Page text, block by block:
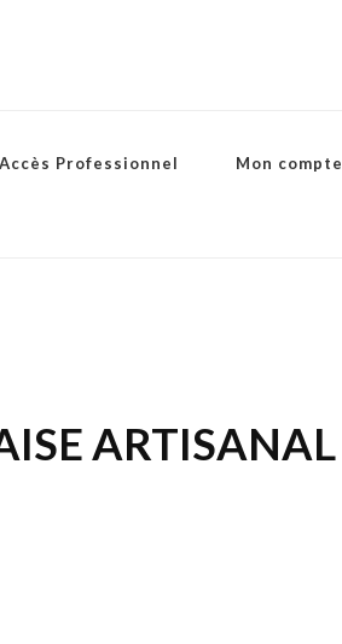
Accès Professionnel Mon compte
ARTISANAL